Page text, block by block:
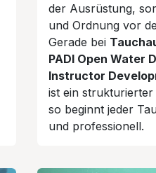
der Ausrüstung,
und Ordnung vor
Gerade bei
PADI Open Water
Instructor
ist ein strukturierter
so beginnt jeder
und professionell.